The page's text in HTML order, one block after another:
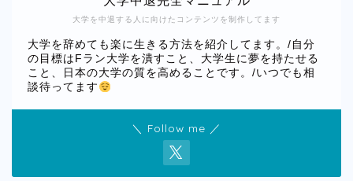
大学を中退する人に向けたコンテンツを制作してます
大学を辞めても楽に生きる方法を紹介してます。/自分
の目標はFラン大学を潰すこと、大学生に夢を持たせる
こと、日本の大学の質を高めることです。/いつでも相
談待ってます
＼ Follow me ／